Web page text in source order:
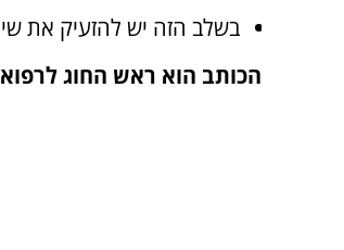
בשלב הזה יש להזעיק את שירותי
הכותב הוא ראש החוג